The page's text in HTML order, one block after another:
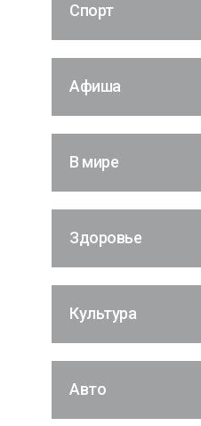
Спорт
Афиша
В мире
Здоровье
Культура
Авто